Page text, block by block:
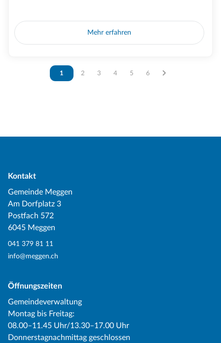
Mehr erfahren
Vous êtes sur la page
1 Vous êtes sur la page
2 Vous êtes sur la page
3 Vous êtes sur la page
4 Vous êtes sur la page
5 Vous êtes sur la page
6
Kontakt
Gemeinde Meggen
Am Dorfplatz 3
Postfach 572
6045 Meggen
041 379 81 11
info@meggen.ch
Öffnungszeiten
Gemeindeverwaltung
Montag bis Freitag:
08.00–11.45 Uhr/13.30–17.00 Uhr
Donnerstagnachmittag geschlossen